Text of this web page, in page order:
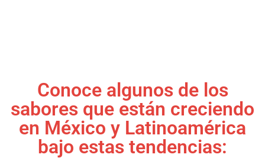
Conoce algunos de los
sabores que están creciendo
en México y Latinoamérica
bajo estas tendencias: